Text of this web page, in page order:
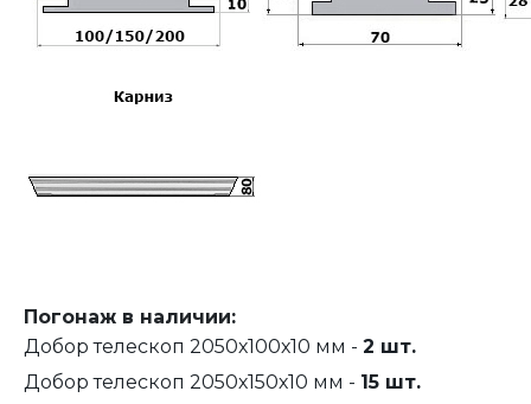
Погонаж в наличии:
Добор телескоп 2050х100х10 мм - 2 шт.
Добор телескоп 2050х150х10 мм - 15 шт.